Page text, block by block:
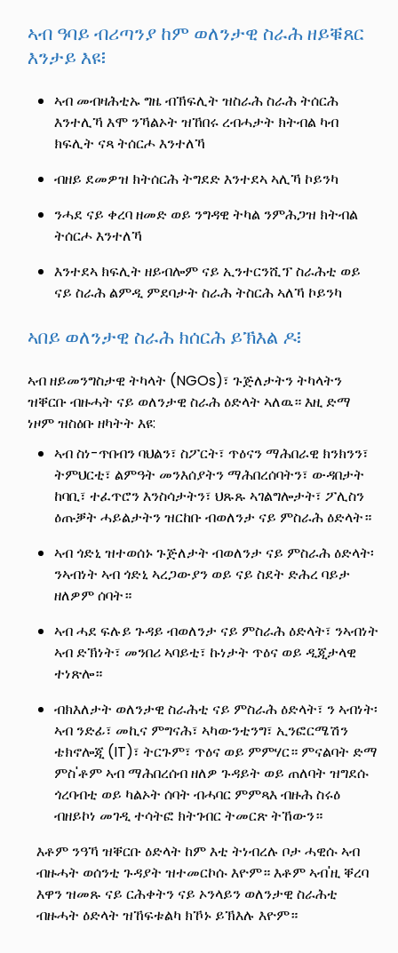
ኣብ ዓባይ ብሪጣንያ ከም ወለንታዊ ስራሕ ዘይቑጸር
እንታይ እዩ፧
ኣብ መብዛሕቲኡ ግዜ ብኽፍሊት ዝስራሕ ስራሕ ትሰርሕ
እንተሊኻ እሞ ንኻልኦት ዝኸበሩ ረብሓታት ክትብል ካብ
ክፍሊት ናጻ ትሰርሖ እንተለኻ
ብዘይ ደመዎዝ ክትሰርሕ ትግደድ እንተደኣ ኣሊኻ ኮይንካ
ንሓደ ናይ ቀረባ ዘመድ ወይ ንግዳዊ ትካል ንምሕጋዝ ክትብል
ትሰርሖ እንተለኻ
እንተደኣ ክፍሊት ዘይብሎም ናይ ኢንተርንሺፕ ስራሕቲ ወይ
ናይ ስራሕ ልምዲ ምደባታት ስራሕ ትስርሕ ኣለኻ ኮይንካ
ኣበይ ወለንታዊ ስራሕ ክሰርሕ ይኽእል ዶ፧
ኣብ ዘይመንግስታዊ ትካላት (NGOs)፣ ጉጅለታትን ትካላትን
ዝቐርቡ ብዙሓት ናይ ወለንታዊ ስራሕ ዕድላት ኣለዉ። እዚ ድማ
ነዞም ዝስዕቡ ዘካትት እዩ:
ኣብ ስነ-ጥበብን ባህልን፣ ስፖርት፣ ጥዕናን ማሕበራዊ ክንክንን፣
ትምህርቲ፣ ልምዓት መንእሰያትን ማሕበረሰባትን፣ ውዳበታት
ከባቢ፣ ተፈጥሮን እንስሳታትን፣ ህጹጹ ኣገልግሎታት፣ ፖሊስን
ዕጡቓት ሓይልታትን ዝርከቡ ብወለንታ ናይ ምስራሕ ዕድላት።
ኣብ ጎድኒ ዝተወሰኑ ጉጅለታት ብወለንታ ናይ ምስራሕ ዕድላት፡
ንኣብነት ኣብ ጎድኒ ኣረጋውያን ወይ ናይ ስደት ድሕረ ባይታ
ዘለዎም ሰባት።
ኣብ ሓደ ፍሉይ ጉዳይ ብወለንታ ናይ ምስራሕ ዕድላት፣ ንኣብነት
ኣብ ድኽነት፣ መንበሪ ኣባይቲ፣ ኩነታት ጥዕና ወይ ዲጂታላዊ
ተነጽሎ።
ብክእለታት ወለንታዊ ስራሕቲ ናይ ምስራሕ ዕድላት፣ ን ኣብነት፡
ኣብ ንድፊ፣ መኪና ምግናሕ፣ ኣካውንቲንግ፣ ኢንፎርሜሽን
ቴክኖሎጂ (IT)፣ ትርጉም፣ ጥዕና ወይ ምምሃር። ምናልባት ድማ
ምስ'ቶም ኣብ ማሕበረሰብ ዘለዎ ጉዳይት ወይ ጠለባት ዝግደሱ
ጎረባብቲ ወይ ካልኦት ሰባት ብሓባር ምምጻእ ብዙሕ ስሩዕ
ብዘይኮነ መገዲ ተሳትፎ ክትገብር ትመርጽ ትኸውን።
እቶም ንዓኻ ዝቐርቡ ዕድላት ከም እቲ ትነብረሉ ቦታ ሓዊሱ ኣብ
ብዙሓት ወሰንቲ ጉዳያት ዝተመርኮሱ እዮም። እቶም ኣብ'ዚ ቐረባ
እዋን ዝመጹ ናይ ርሕቀትን ናይ ኦንላይን ወለንታዊ ስራሕቲ
ብዙሓት ዕድላት ዝኸፍቱልካ ክኾኑ ይኽእሉ እዮም።